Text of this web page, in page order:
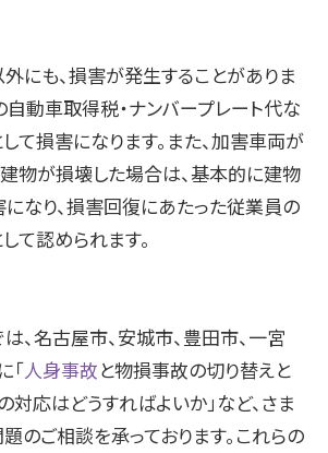
にも、損害が発生することがありま
自動車取得税・ナンバープレート代な
て損害になります。また、加害車両が
物が損壊した場合は、基本的に建物
なり、損害回復にあたった従業員の
て認められます。
、名古屋市、安城市、豊田市、一宮
「人身事故と物損事故の切り替えと
対応はどうすればよいか」など、さま
のご相談を承っております。これらの